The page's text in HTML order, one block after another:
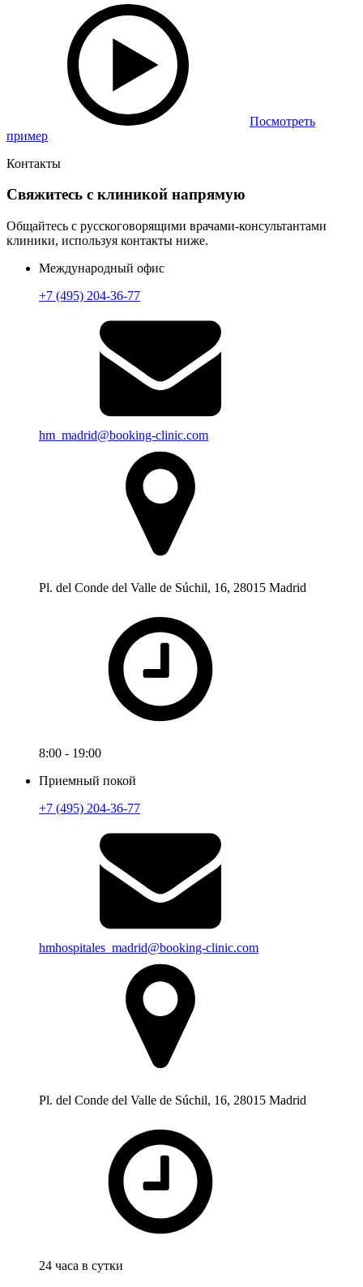
Посмотреть
пример
Контакты
Свяжитесь с клиникой напрямую
Общайтесь с русскоговорящими врачами-консультантами
клиники, используя контакты ниже.
Международный офис
+7 (495) 204-36-77
hm_madrid@booking-clinic.com
Pl. del Conde del Valle de Súchil, 16, 28015 Madrid
8:00 - 19:00
Приемный покой
+7 (495) 204-36-77
hmhospitales_madrid@booking-clinic.com
Pl. del Conde del Valle de Súchil, 16, 28015 Madrid
24 часа в сутки